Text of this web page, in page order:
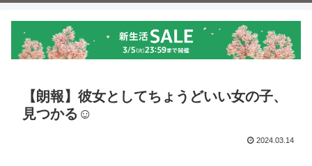
【朗報】彼女としてちょうどいい女の子、
見つかる☺
2024.03.14